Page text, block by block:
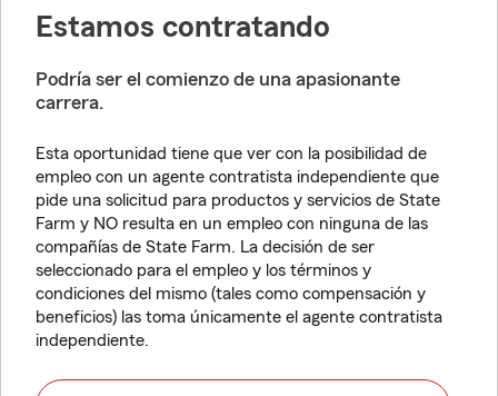
Estamos contratando
Podría ser el comienzo de una apasionante
carrera.
Esta oportunidad tiene que ver con la posibilidad de
empleo con un agente contratista independiente que
pide una solicitud para productos y servicios de State
Farm y NO resulta en un empleo con ninguna de las
compañías de State Farm. La decisión de ser
seleccionado para el empleo y los términos y
condiciones del mismo (tales como compensación y
beneficios) las toma únicamente el agente contratista
independiente.